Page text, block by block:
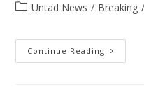
Untad News / Breaking /
Continue Reading